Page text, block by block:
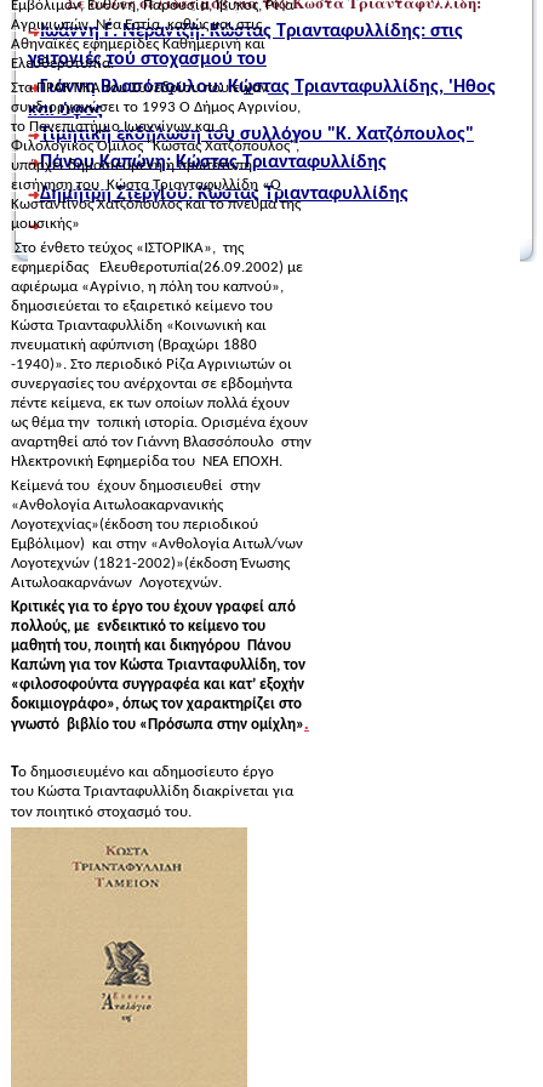
Ιωάννη Γ. Νεραντζή: Κώστας Τριανταφυλλίδης: στις
γειτονιές τού στοχασμού του
Γιάννη Βλασόπουλου: Κώστας Τριανταφυλλίδης, 'Ηθος
και ύφος
Τιμητική εκδήλωση του συλλόγου "Κ. Χατζόπουλος"
Πάνου Καπώνη: Κώστας Τριανταφυλλίδης
Δημήτρη Στεργίου: Κώστας Τριανταφυλλίδης
Εμβόλιμον, Ευθύνη, Παρουσία, Ίβυκος, Ρίζα
Αγρινιωτών, Νέα Εστία, καθώς και στις
Αθηναϊκές εφημερίδες Καθημερινή και
Ελευθεροτυπία.
Στα ΠΡΑΚΤΙΚΑ του Συνεδρίου που είχαν
συνδιοργανώσει το 1993 Ο Δήμος Αγρινίου,
το Πανεπιστήμιο Ιωαννίνων και ο
Φιλολογικός Όμιλος "Κώστας Χατζόπουλος",
υπάρχει δημοσιευμένη η πρωτότυπη
εισήγηση του Κώστα Τριανταφυλλίδη «Ο
Κωσταντίνος Χατζόπουλος και το πνεύμα της
μουσικής»
Στο ένθετο τεύχος «ΙΣΤΟΡΙΚΑ», της
εφημερίδας
Ελευθεροτυπία(26.09.2002) με
αφιέρωμα «Αγρίνιο, η πόλη του καπνού»,
δημοσιεύεται το εξαιρετικό κείμενο του
Κώστα Τριανταφυλλίδη «Κοινωνική και
πνευματική αφύπνιση (Βραχώρι 1880
-1940)». Στο περιοδικό Ρίζα Αγρινιωτών οι
συνεργασίες του ανέρχονται σε εβδομήντα
πέντε κείμενα, εκ των οποίων πολλά έχουν
ως θέμα την τοπική ιστορία. Ορισμένα έχουν
αναρτηθεί από τον Γιάννη Βλασσόπουλο στην
Ηλεκτρονική Εφημερίδα του ΝΕΑ ΕΠΟΧΗ.
Κείμενά του έχουν δημοσιευθεί στην
«Ανθολογία Αιτωλοακαρνανικής
Λογοτεχνίας»(έκδοση του περιοδικού
Εμβόλιμον) και στην «Ανθολογία Αιτωλ/νων
Λογοτεχνών (1821-2002)»(έκδοση Ένωσης
Αιτωλοακαρνάνων Λογοτεχνών.
Κριτικές για το έργο του έχουν γραφεί από
πολλούς, με ενδεικτικό το κείμενο του
μαθητή του, ποιητή και δικηγόρου
Πάνου
Καπώνη για τον Κώστα Τριανταφυλλίδη, τον
«φιλοσοφούντα συγγραφέα και κατ’ εξοχήν
δοκιμιογράφο», όπως τον χαρακτηρίζει στο
γνωστό βιβλίο του «Πρόσωπα στην ομίχλη».
Το δημοσιευμένο και αδημοσίευτο έργο
τουΚώστα Τριανταφυλλίδη διακρίνεται για
τον ποιητικό στοχασμό του.